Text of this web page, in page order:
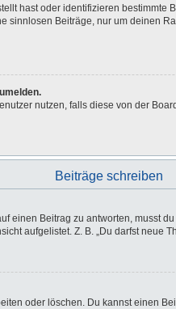
hast oder identifizieren
sinnlosen Beiträge, nur um deinen
nutzen, falls diese von der
Beiträge schreiben
einen Beitrag zu antworten, musst
aufgelistet. Z. B. „Du darfst neue
oder löschen. Du kannst einen